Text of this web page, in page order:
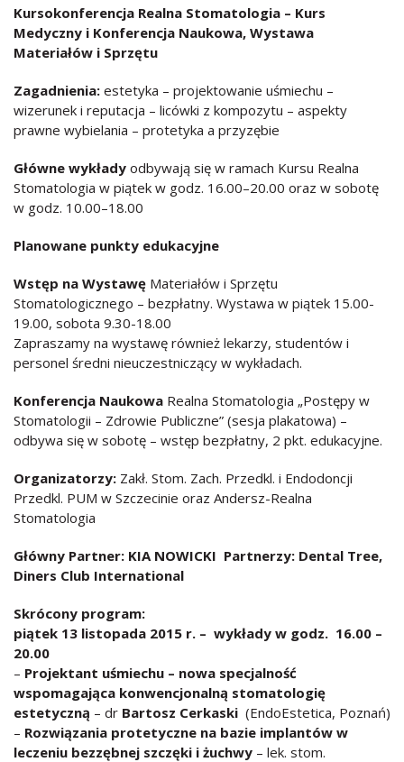
Kursokonferencja Realna Stomatologia – Kurs
Medyczny i Konferencja Naukowa, Wystawa
Materiałów i Sprzętu
Zagadnienia: estetyka – projektowanie uśmiechu –
wizerunek i reputacja – licówki z kompozytu – aspekty
prawne wybielania – protetyka a przyzębie
Główne wykłady odbywają się w ramach Kursu Realna
Stomatologia w piątek w godz. 16.00–20.00 oraz w sobotę
w godz. 10.00–18.00
Planowane punkty edukacyjne
Wstęp na Wystawę Materiałów i Sprzętu
Stomatologicznego – bezpłatny. Wystawa w piątek 15.00-
19.00, sobota 9.30-18.00
Zapraszamy na wystawę również lekarzy, studentów i
personel średni nieuczestniczący w wykładach.
Konferencja Naukowa Realna Stomatologia „Postępy w
Stomatologii – Zdrowie Publiczne” (sesja plakatowa) –
odbywa się w sobotę – wstęp bezpłatny, 2 pkt. edukacyjne.
Organizatorzy: Zakł. Stom. Zach. Przedkl. i Endodoncji
Przedkl. PUM w Szczecinie oraz Andersz-Realna
Stomatologia
Główny Partner: KIA NOWICKI Partnerzy: Dental Tree,
Diners Club International
Skrócony program:
piątek 13 listopada 2015 r. – wykłady w godz. 16.00 –
20.00
– Projektant uśmiechu – nowa specjalność
wspomagająca konwencjonalną stomatologię
estetyczną – dr Bartosz Cerkaski (EndoEstetica, Poznań)
– Rozwiązania protetyczne na bazie implantów w
leczeniu bezzębnej szczęki i żuchwy – lek. stom.